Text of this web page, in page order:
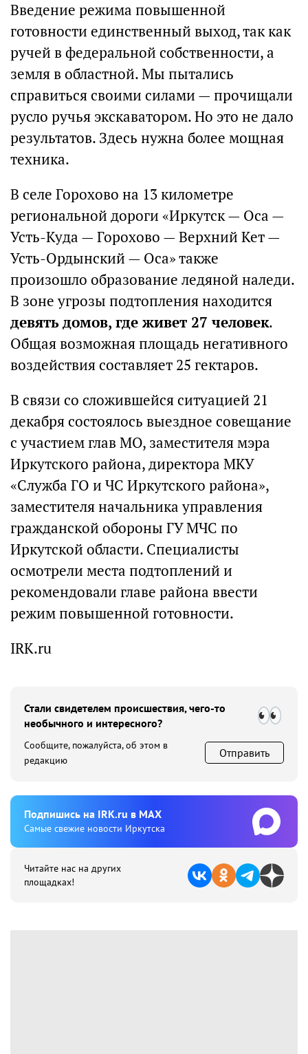
Введение режима повышенной
готовности единственный выход, так как
ручей в федеральной собственности, а
земля в областной. Мы пытались
справиться своими силами — прочищали
русло ручья экскаватором. Но это не дало
результатов. Здесь нужна более мощная
техника.
В селе Горохово на 13 километре
региональной дороги «Иркутск — Оса —
Усть-Куда — Горохово — Верхний Кет —
Усть-Ордынский — Оса» также
произошло образование ледяной наледи.
В зоне угрозы подтопления находится
девять домов, где живет 27 человек.
Общая возможная площадь негативного
воздействия составляет 25 гектаров.
В связи со сложившейся ситуацией 21
декабря состоялось выездное совещание
с участием глав МО, заместителя мэра
Иркутского района, директора МКУ
«Служба ГО и ЧС Иркутского района»,
заместителя начальника управления
гражданской обороны ГУ МЧС по
Иркутской области. Специалисты
осмотрели места подтоплений и
рекомендовали главе района ввести
режим повышенной готовности.
IRK.ru
Стали свидетелем происшествия, чего-то
необычного и интересного?
Сообщите, пожалуйста, об этом в
редакцию
Отправить
Подпишиcь на IRK.ru в MAX
Cамые свежие новости Иркутска
Читайте нас на других
площадках!